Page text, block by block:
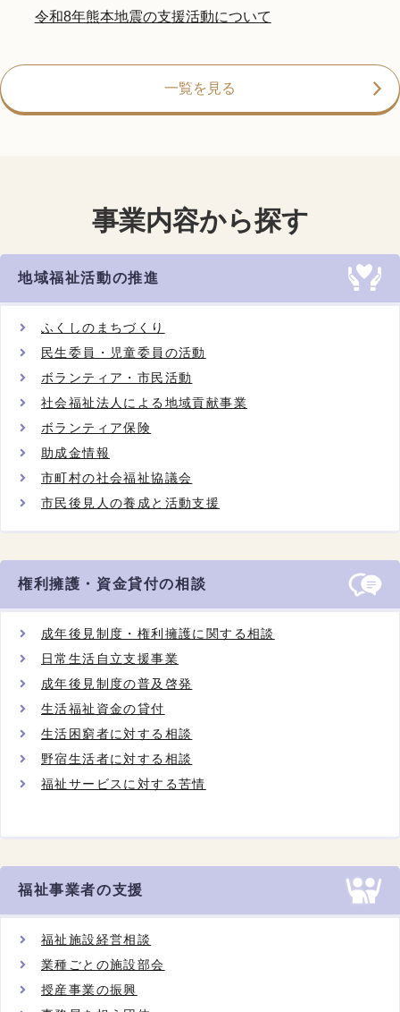
令和8年熊本地震の支援活動について
2026.7.8
令和８年度ボランティア体験プログラム開催！（11
月30日まで）
2026.6.30
令和8年8月以降採用 生活支援部 生活福祉資金貸付
事業（特例）担当 専門職員の求人募集を公開しま
した
2026.5.15
総合職員（正規職員）採用試験（2027年4月採用）
を実施します（エントリー受付を終了しました）
一覧を見る
事業内容から探す
地域福祉活動の推進
ふくしのまちづくり
民生委員・児童委員の活動
ボランティア・市民活動
社会福祉法人による地域貢献事業
ボランティア保険
助成金情報
市町村の社会福祉協議会
市民後見人の養成と活動支援
権利擁護・資金貸付の相談
成年後見制度・権利擁護に関する相談
日常生活自立支援事業
成年後見制度の普及啓発
生活福祉資金の貸付
生活困窮者に対する相談
野宿生活者に対する相談
福祉サービスに対する苦情
福祉事業者の支援
福祉施設経営相談
業種ごとの施設部会
授産事業の振興